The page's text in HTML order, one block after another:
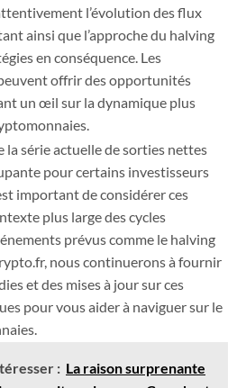
l’évolution des flux
ainsi que l’approche du halving
en conséquence. Les
offrir des opportunités
un œil sur la dynamique plus
la série actuelle de sorties nettes
pour certains investisseurs
important de considérer ces
plus large des cycles
prévus comme le halving
nous continuerons à fournir
et des mises à jour sur ces
pour vous aider à naviguer sur le
: La raison surprenante